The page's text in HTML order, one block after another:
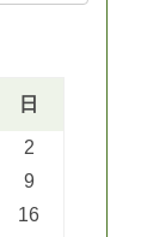
日
2
9
16